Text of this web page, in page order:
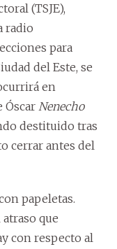
(TSJE),
radio
para
del Este, se
en
Óscar Nenecho
destituido tras
cerrar antes del
papeletas.
que
con respecto al